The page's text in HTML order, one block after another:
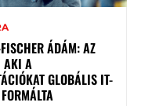
ÁDÁM: AZ
AKI A
GLOBÁLIS IT-